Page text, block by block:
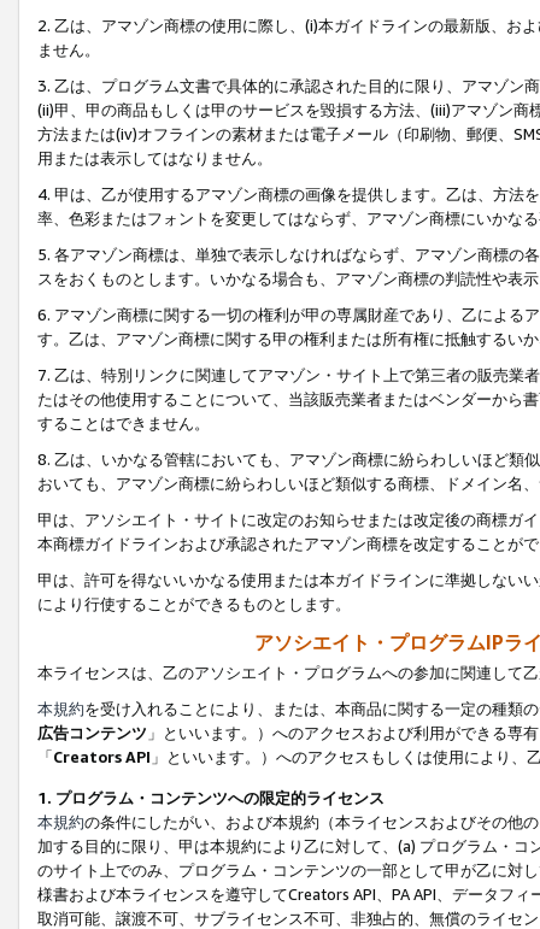
2. 乙は、アマゾン商標の使用に際し、(i)本ガイドラインの最新版、お
ません。
3. 乙は、プログラム文書で具体的に承認された目的に限り、アマゾン
(ii)甲、甲の商品もしくは甲のサービスを毀損する方法、(iii)アマゾン
方法または(iv)オフラインの素材または電子メール（印刷物、郵便、
用または表示してはなりません。
4. 甲は、乙が使用するアマゾン商標の画像を提供します。乙は、方
率、色彩またはフォントを変更してはならず、アマゾン商標にいかな
5. 各アマゾン商標は、単独で表示しなければならず、アマゾン商標
スをおくものとします。いかなる場合も、アマゾン商標の判読性や表
6. アマゾン商標に関する一切の権利が甲の専属財産であり、乙による
す。乙は、アマゾン商標に関する甲の権利または所有権に抵触するい
7. 乙は、特別リンクに関連してアマゾン・サイト上で第三者の販売
たはその他使用することについて、当該販売業者またはベンダーから
することはできません。
8. 乙は、いかなる管轄においても、アマゾン商標に紛らわしいほど類
おいても、アマゾン商標に紛らわしいほど類似する商標、ドメイン名
甲は、アソシエイト・サイトに改定のお知らせまたは改定後の商標ガ
本商標ガイドラインおよび承認されたアマゾン商標を改定することが
甲は、許可を得ないいかなる使用または本ガイドラインに準拠しない
により行使することができるものとします。
アソシエイト・プログラムIPラ
本ライセンスは、乙のアソシエイト・プログラムへの参加に関連して
本規約を受け入れることにより、または、本商品に関する一定の種類
広告コンテンツ 」といいます。）へのアクセスおよび利用ができる専
「Creators API 」といいます。）へのアクセスもしくは使用により
1. プログラム・コンテンツへの限定的ライセンス
本規約の条件にしたがい、および本規約（本ライセンスおよびその他
加する目的に限り、甲は本規約により乙に対して、(a) プログラム・
のサイト上でのみ、プログラム・コンテンツの一部として甲が乙に対
様書および本ライセンスを遵守してCreators API、PA API、データフ
取消可能、譲渡不可、サブライセンス不可、非独占的、無償のライセ